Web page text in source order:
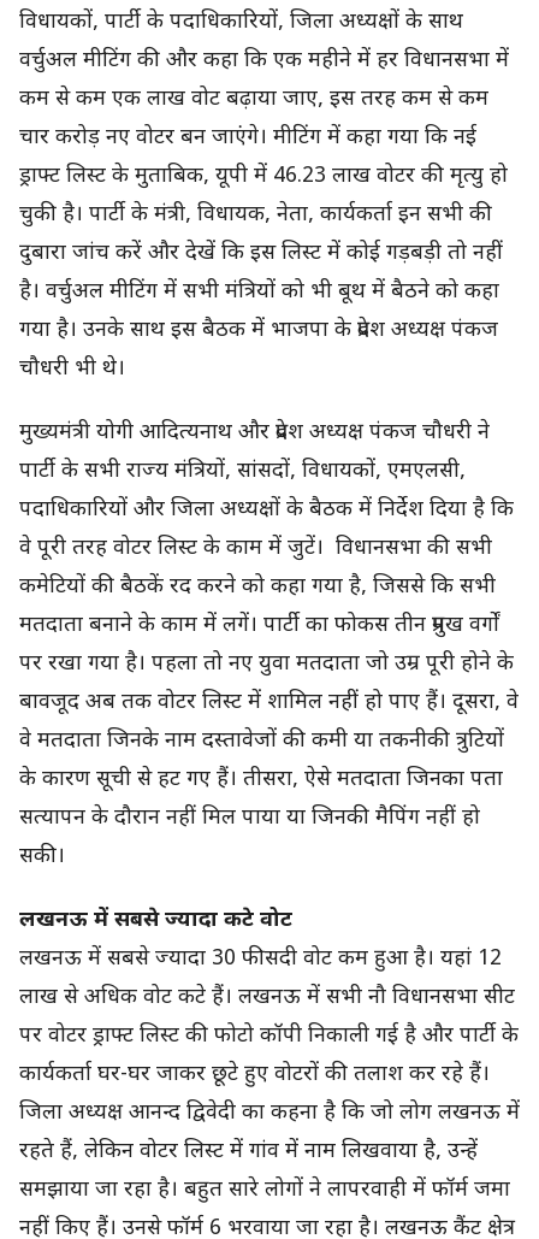
विधायकों, पार्टी के पदाधिकारियों, जिला अध्यक्षों के साथ
वर्चुअल मीटिंग की और कहा कि एक महीने में हर विधानसभा में
कम से कम एक लाख वोट बढ़ाया जाए, इस तरह कम से कम
चार करोड़ नए वोटर बन जाएंगे। मीटिंग में कहा गया कि नई
ड्राफ्ट लिस्ट के मुताबिक, यूपी में 46.23 लाख वोटर की मृत्यु हो
चुकी है। पार्टी के मंत्री, विधायक, नेता, कार्यकर्ता इन सभी की
दुबारा जांच करें और देखें कि इस लिस्ट में कोई गड़बड़ी तो नहीं
है। वर्चुअल मीटिंग में सभी मंत्रियों को भी बूथ में बैठने को कहा
गया है। उनके साथ इस बैठक में भाजपा के प्रदेश अध्यक्ष पंकज
चौधरी भी थे।
मुख्यमंत्री योगी आदित्यनाथ और प्रदेश अध्यक्ष पंकज चौधरी ने
पार्टी के सभी राज्य मंत्रियों, सांसदों, विधायकों, एमएलसी,
पदाधिकारियों और जिला अध्यक्षों के बैठक में निर्देश दिया है कि
वे पूरी तरह वोटर लिस्ट के काम में जुटें। विधानसभा की सभी
कमेटियों की बैठकें रद करने को कहा गया है, जिससे कि सभी
मतदाता बनाने के काम में लगें। पार्टी का फोकस तीन प्रमुख वर्गों
पर रखा गया है। पहला तो नए युवा मतदाता जो उम्र पूरी होने के
बावजूद अब तक वोटर लिस्ट में शामिल नहीं हो पाए हैं। दूसरा, वे
वे मतदाता जिनके नाम दस्तावेजों की कमी या तकनीकी त्रुटियों
के कारण सूची से हट गए हैं। तीसरा, ऐसे मतदाता जिनका पता
सत्यापन के दौरान नहीं मिल पाया या जिनकी मैपिंग नहीं हो
सकी।
लखनऊ में सबसे ज्यादा कटे वोट
लखनऊ में सबसे ज्यादा 30 फीसदी वोट कम हुआ है। यहां 12
लाख से अधिक वोट कटे हैं। लखनऊ में सभी नौ विधानसभा सीट
पर वोटर ड्राफ्ट लिस्ट की फोटो कॉपी निकाली गई है और पार्टी के
कार्यकर्ता घर-घर जाकर छूटे हुए वोटरों की तलाश कर रहे हैं।
जिला अध्यक्ष आनन्द द्विवेदी का कहना है कि जो लोग लखनऊ में
रहते हैं, लेकिन वोटर लिस्ट में गांव में नाम लिखवाया है, उन्हें
समझाया जा रहा है। बहुत सारे लोगों ने लापरवाही में फॉर्म जमा
नहीं किए हैं। उनसे फॉर्म 6 भरवाया जा रहा है। लखनऊ कैंट क्षेत्र